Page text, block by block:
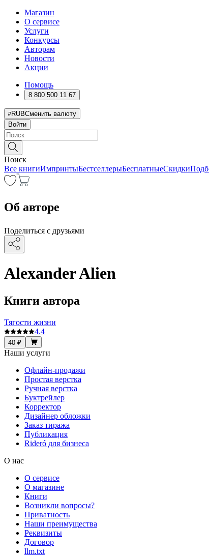
Магазин
О сервисе
Услуги
Конкурсы
Авторам
Новости
Акции
Помощь
8 800 500 11 67
RUBСменить валюту
Войти
Поиск
Все книгиИмпринтыБестселлерыБесплатныеСкидки
Об авторе
Поделиться с друзьями
Alexander Alien
Книги автора
Тягости жизни
4.4
40 ₽
Наши услуги
Офлайн-продажи
Простая верстка
Ручная верстка
Буктрейлер
Корректор
Дизайнер обложки
Заказ тиража
Публикация
Rideró для бизнеса
О нас
О сервисе
О магазине
Книги
Возникли вопросы?
Приватность
Наши преимущества
Реквизиты
Договор
llm.txt